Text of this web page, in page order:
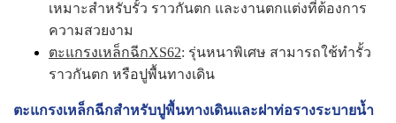
เหมาะสำหรับรั้ว ราวกันตก และงานตกแต่งที่ต้องการ
ความสวยงาม
ตะแกรงเหล็กฉีกXS62: รุ่นหนาพิเศษ สามารถใช้ทำรั้ว
ราวกันตก หรือปูพื้นทางเดิน
ตะแกรงเหล็กฉีกสำหรับปูพื้นทางเดินและฝาท่อรางระบายน้ำ